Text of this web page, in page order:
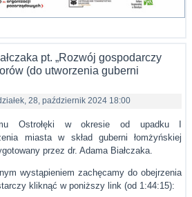
pt. „Rozwój gospodarczy
(do utworzenia guberni
28, październik 2024 18:00
Ostrołęki w okresie od upadku I
miasta w skład guberni łomżyńskiej
przez dr. Adama Białczaka.
wystąpieniem zachęcamy do obejrzenia
kliknąć w poniższy link (od 1:44:15):